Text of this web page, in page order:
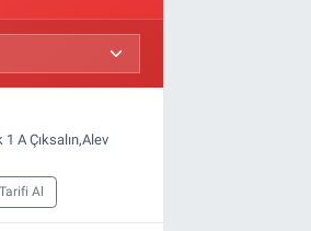
A Çıksalın,Alev
Al